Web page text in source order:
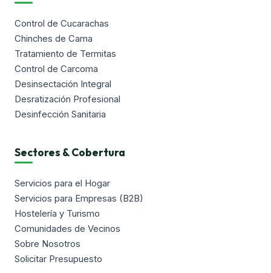
Control de Cucarachas
Chinches de Cama
Tratamiento de Termitas
Control de Carcoma
Desinsectación Integral
Desratización Profesional
Desinfección Sanitaria
Sectores & Cobertura
Servicios para el Hogar
Servicios para Empresas (B2B)
Hostelería y Turismo
Comunidades de Vecinos
Sobre Nosotros
Solicitar Presupuesto